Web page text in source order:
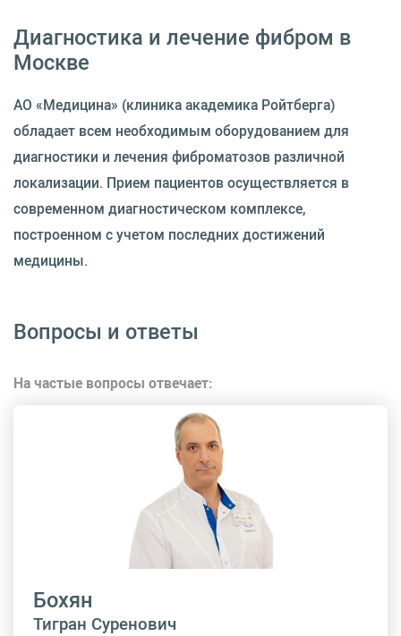
Диагностика и лечение фибром в
Москве
АО «Медицина» (клиника академика Ройтберга)
обладает всем необходимым оборудованием для
диагностики и лечения фиброматозов различной
локализации. Прием пациентов осуществляется в
современном диагностическом комплексе,
построенном с учетом последних достижений
медицины.
Вопросы и ответы
На частые вопросы отвечает:
Бохян
Тигран Суренович